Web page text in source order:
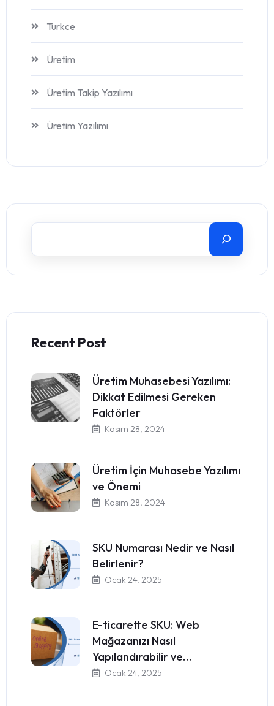
Turkce
Üretim
Üretim Takip Yazılımı
Üretim Yazılımı
Recent Post
Üretim Muhasebesi Yazılımı:
Dikkat Edilmesi Gereken
Faktörler
Kasım 28, 2024
Üretim İçin Muhasebe Yazılımı
ve Önemi
Kasım 28, 2024
SKU Numarası Nedir ve Nasıl
Belirlenir?
Ocak 24, 2025
E-ticarette SKU: Web
Mağazanızı Nasıl
Yapılandırabilir ve…
Ocak 24, 2025